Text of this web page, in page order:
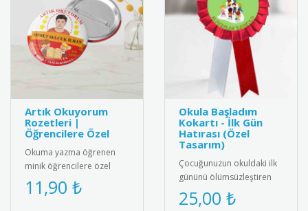
Artık Okuyorum
Rozetleri |
Öğrencilere Özel
Okuma yazma öğrenen
minik öğrencilere özel
olarak tasarlanmış "Artık
Okuyorum" rozetleri ile bu
11,90 ₺
Okula Başladım
Kokartı - İlk Gün
Hatırası (Özel
Tasarım)
Çocuğunuzun okuldaki ilk
gününü ölümsüzleştiren
şık ve özel tasarım "Okula
Başladım" kokartı. Kalite..
25,00 ₺